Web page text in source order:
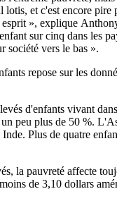
et c'est encore
», explique
sur cinq dans les
société vers le bas ».
repose sur les
d'enfants vivant
peu plus de 50 %.
Plus de quatre
la pauvreté affecte
de 3,10 dollars